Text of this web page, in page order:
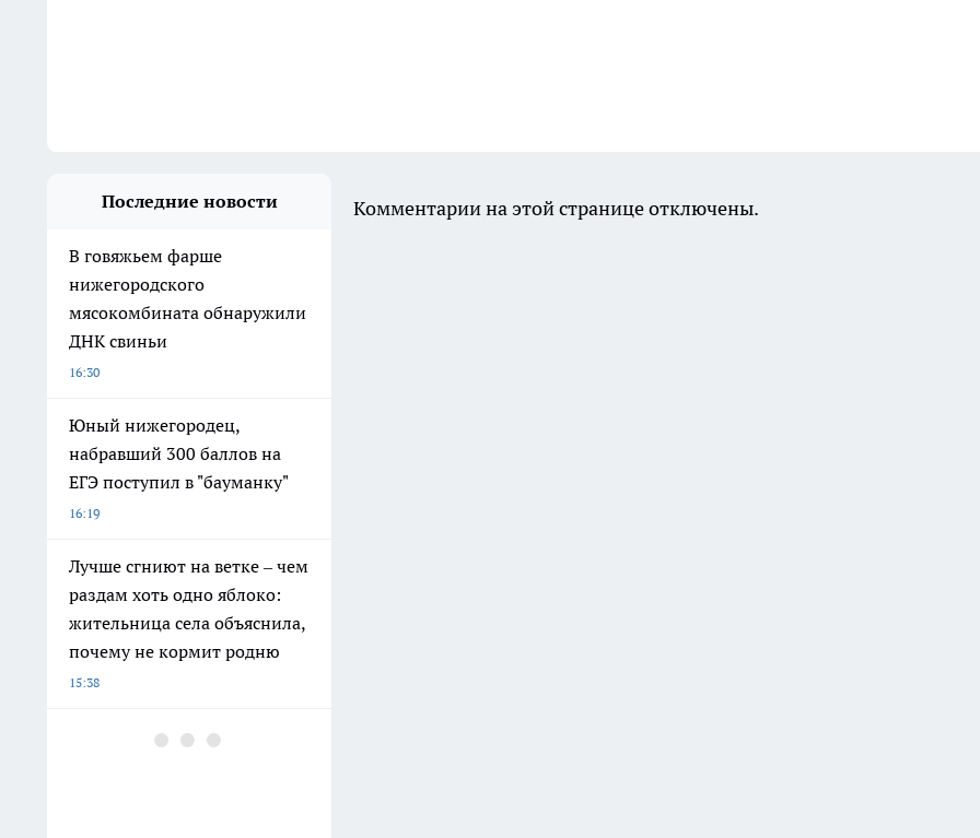
Последние новости
В говяжьем фарше
нижегородского
мясокомбината обнаружили
ДНК свиньи
16:30
Юный нижегородец,
набравший 300 баллов на
ЕГЭ поступил в "бауманку"
16:19
Лучше сгниют на ветке – чем
раздам хоть одно яблоко:
жительница села объяснила,
почему не кормит родню
15:38
Дверцу от бабушкиного
Комментарии на этой странице отключены.